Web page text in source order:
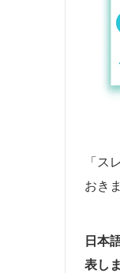
「ス
おき
日本
表し